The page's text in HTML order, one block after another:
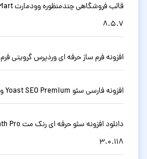
8.5.7
افزونه فرم ساز حرفه ای وردپرس گرویتی فرم Gravity Forms نسخه 3.0.1
افزونه فارسی سئو Yoast SEO Premium وردپرس نسخه حرفه ای 28.2
3.0.118